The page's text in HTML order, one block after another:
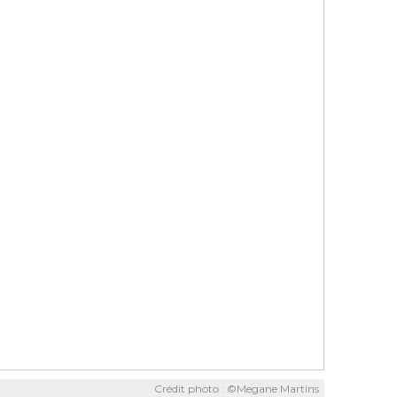
Crédit photo : ©Megane Martins